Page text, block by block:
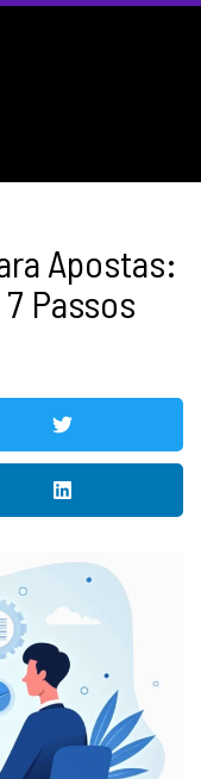
Apostas:
Passos